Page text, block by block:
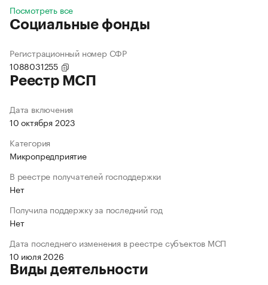
Посмотреть все
Социальные фонды
Регистрационный номер СФР
1088031255
Реестр МСП
Дата включения
10 октября 2023
Категория
Микропредприятие
В реестре получателей господдержки
Нет
Получила поддержку за последний год
Нет
Дата последнего изменения в реестре субъектов МСП
10 июля 2026
Виды деятельности